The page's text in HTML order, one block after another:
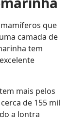
que
camada de
tem
mais pelos
de 155 mil
a lontra